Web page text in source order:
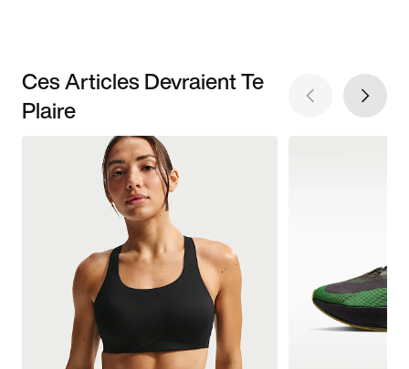
Ces Articles Devraient Te
Plaire